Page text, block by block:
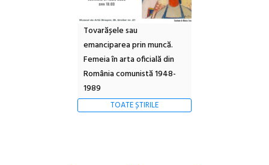
Tovarășele sau
emanciparea prin muncă.
Femeia în arta oficială din
România comunistă 1948-
1989
TOATE ȘTIRILE